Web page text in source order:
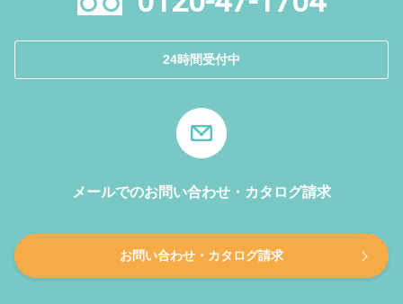
24時間受付中
メールでのお問い合わせ・カタログ請求
お問い合わせ・カタログ請求